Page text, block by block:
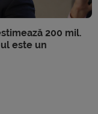
200 mil.
este un